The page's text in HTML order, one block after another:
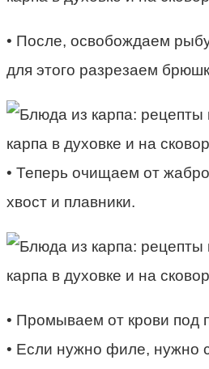
• После, освобождаем
для этого разрезаем
• Теперь очищаем от
хвост и плавники.
• Промываем от крови под
• Если нужно филе, нужно